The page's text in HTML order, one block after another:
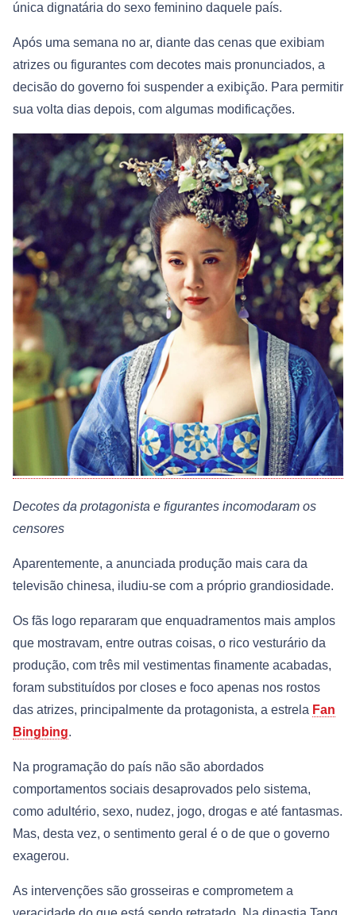
única dignatária do sexo feminino daquele país.
Após uma semana no ar, diante das cenas que exibiam
atrizes ou figurantes com decotes mais pronunciados, a
decisão do governo foi suspender a exibição. Para permitir
sua volta dias depois, com algumas modificações.
Decotes da protagonista e figurantes incomodaram os
censores
Aparentemente, a anunciada produção mais cara da
televisão chinesa, iludiu-se com a próprio grandiosidade.
Os fãs logo repararam que enquadramentos mais amplos
que mostravam, entre outras coisas, o rico vesturário da
produção, com três mil vestimentas finamente acabadas,
foram substituídos por closes e foco apenas nos rostos
das atrizes, principalmente da protagonista, a estrela Fan
Bingbing.
Na programação do país não são abordados
comportamentos sociais desaprovados pelo sistema,
como adultério, sexo, nudez, jogo, drogas e até fantasmas.
Mas, desta vez, o sentimento geral é o de que o governo
exagerou.
As intervenções são grosseiras e comprometem a